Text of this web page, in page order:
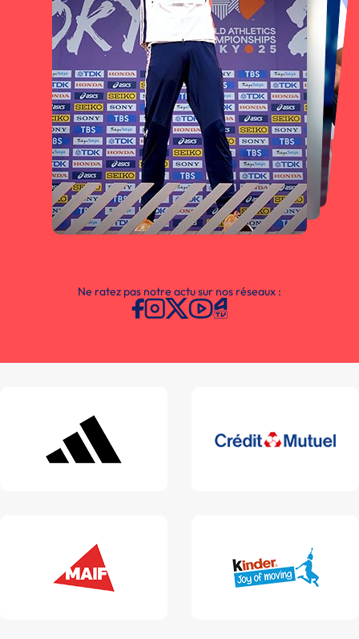
Ne ratez pas notre actu sur nos réseaux :